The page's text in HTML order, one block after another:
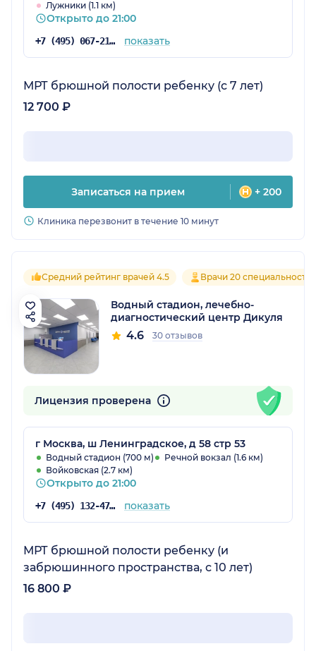
Лужники (1.1 км)
Открыто до 21:00
+7 (495) 067-21-98 показать
МРТ брюшной полости ребенку (с 7 лет)
12 700 ₽
Записаться на прием + 200
Клиника перезвонит в течение 10 минут
Средний рейтинг врачей 4.5 Врачи 20
Водный стадион, лечебно-
диагностический центр Дикуля
4.6 30 отзывов
Лицензия проверена
г Москва, ш Ленинградское, д 58 стр 53
Водный стадион (700 м)
Речной вокзал (1.6 км)
Войковская (2.7 км)
Открыто до 21:00
+7 (495) 132-47-81 показать
МРТ брюшной полости ребенку (и
забрюшинного пространства, с 10 лет)
16 800 ₽